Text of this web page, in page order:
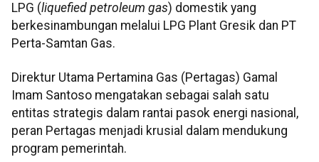
LPG (liquefied petroleum gas) domestik yang
berkesinambungan melalui LPG Plant Gresik dan PT
Perta-Samtan Gas.
Direktur Utama Pertamina Gas (Pertagas) Gamal
Imam Santoso mengatakan sebagai salah satu
entitas strategis dalam rantai pasok energi nasional,
peran Pertagas menjadi krusial dalam mendukung
program pemerintah.